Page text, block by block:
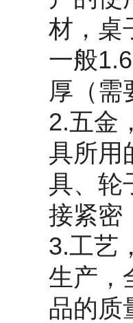
材，桌
一般
厚（需
2.五金
具所用
具、轮
接紧密
3.工艺
生产，
品的质